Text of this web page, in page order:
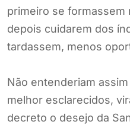
primeiro se formassem
depois cuidarem dos
tardassem, menos
Não entenderiam
melhor esclarecidos,
decreto o desejo da